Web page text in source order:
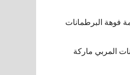
فوهة البرطمانات
المربي ماركة